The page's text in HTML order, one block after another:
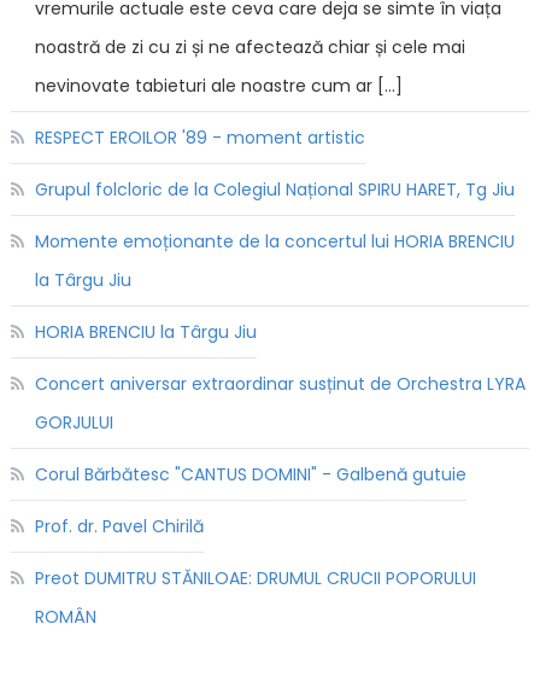
vremurile actuale este ceva care deja se simte în viața
noastră de zi cu zi și ne afectează chiar și cele mai
nevinovate tabieturi ale noastre cum ar […]
RESPECT EROILOR '89 - moment artistic
Grupul folcloric de la Colegiul Național SPIRU HARET, Tg Jiu
Momente emoționante de la concertul lui HORIA BRENCIU
la Târgu Jiu
HORIA BRENCIU la Târgu Jiu
Concert aniversar extraordinar susținut de Orchestra LYRA
GORJULUI
Corul Bărbătesc "CANTUS DOMINI" - Galbenă gutuie
Prof. dr. Pavel Chirilă
Preot DUMITRU STĂNILOAE: DRUMUL CRUCII POPORULUI
ROMÂN